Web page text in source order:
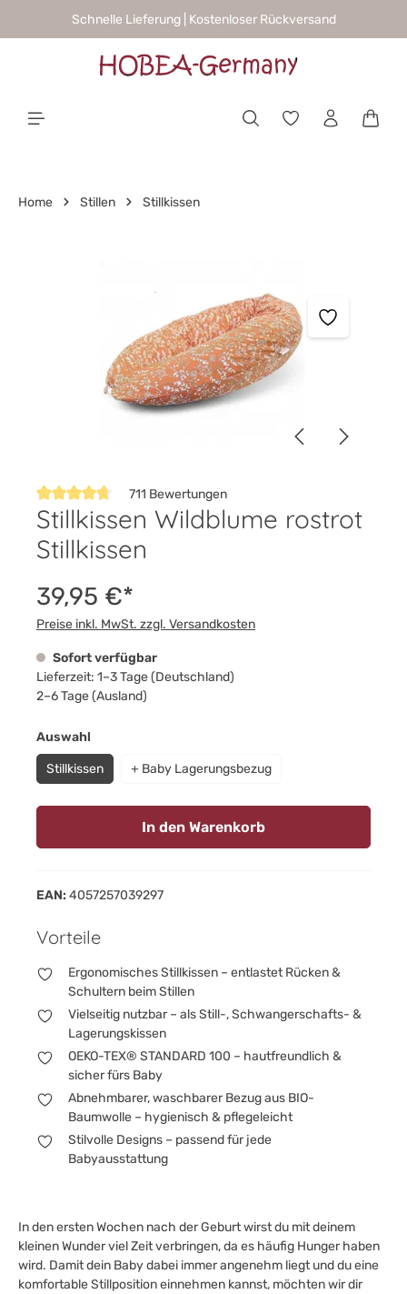
springenSchnelle Lieferung | Kostenloser Rückversand
Home Stillen Stillkissen
Durchschnittliche Bewertung von 4.8 von 5 Sternen
711 Bewertungen
Stillkissen Wildblume rostrot
Stillkissen
39,95 €*
Preise inkl. MwSt. zzgl. Versandkosten
Sofort verfügbar
Lieferzeit: 1–3 Tage (Deutschland)
2–6 Tage (Ausland)
Auswahl
Stillkissen + Baby Lagerungsbezug
In den Warenkorb
EAN: 4057257039297
Vorteile
Ergonomisches Stillkissen – entlastet Rücken &
Schultern beim Stillen
Vielseitig nutzbar – als Still-, Schwangerschafts- &
Lagerungskissen
OEKO-TEX® STANDARD 100 – hautfreundlich &
sicher fürs Baby
Abnehmbarer, waschbarer Bezug aus BIO-
Baumwolle – hygienisch & pflegeleicht
Stilvolle Designs – passend für jede
Babyausstattung
In den ersten Wochen nach der Geburt wirst du mit deinem
kleinen Wunder viel Zeit verbringen, da es häufig Hunger haben
wird. Damit dein Baby dabei immer angenehm liegt und du eine
komfortable Stillposition einnehmen kannst, möchten wir dir